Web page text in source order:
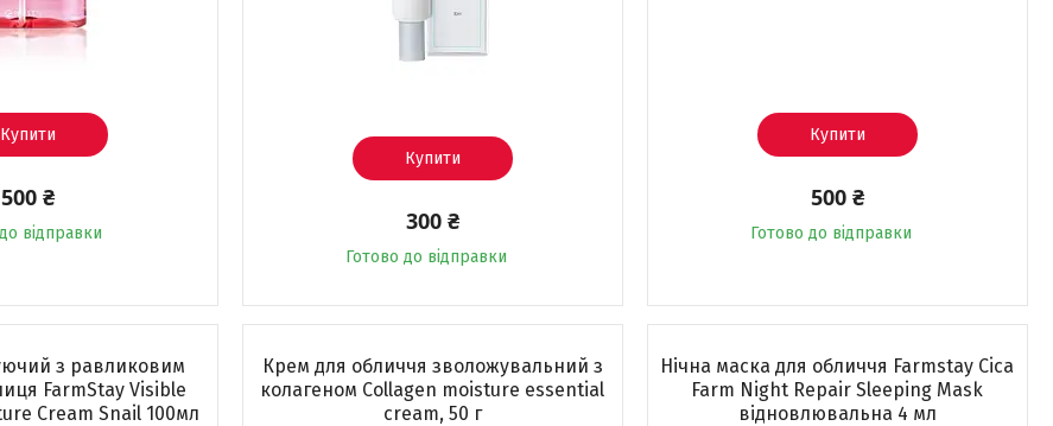
Купити
500 ₴
відправки
Купити
300 ₴
Готово до відправки
Купити
500 ₴
Готово до відправки
з равликовим
FarmStay Visible
Cream Snail 100мл
Крем для обличчя зволожувальний з
колагеном Collagen moisture essential
cream, 50 г
Нічна маска для обличчя Farmstay Cica
Farm Night Repair Sleeping Mask
відновлювальна 4 мл